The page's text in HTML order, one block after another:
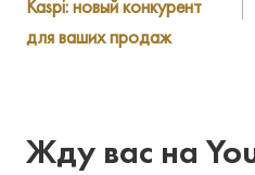
записям
Kaspi: новый конкурент
для ваших продаж
Жду вас на